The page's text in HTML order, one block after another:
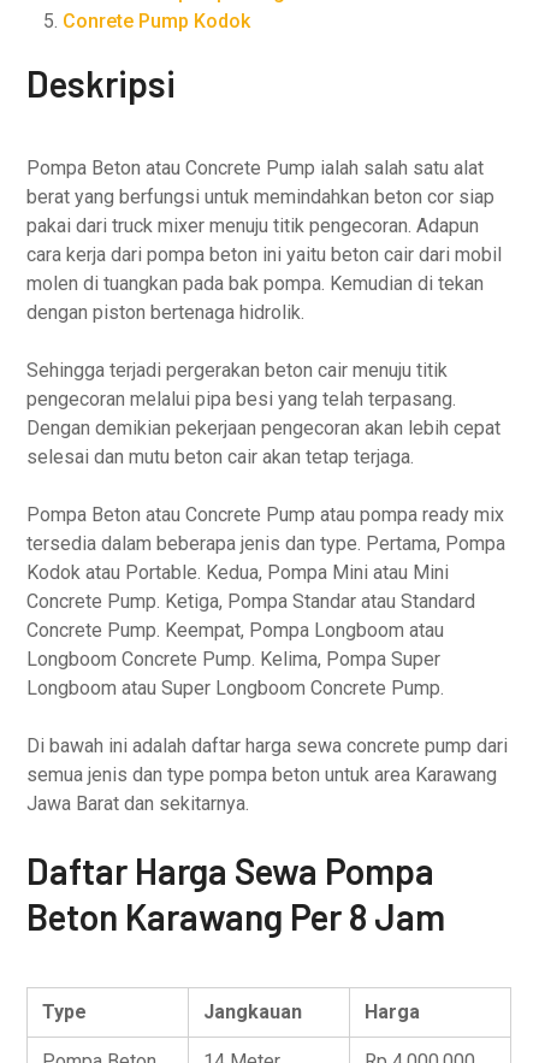
Conrete Pump Kodok
Deskripsi
Pompa Beton atau Concrete Pump ialah salah satu alat
berat yang berfungsi untuk memindahkan beton cor siap
pakai dari truck mixer menuju titik pengecoran. Adapun
cara kerja dari pompa beton ini yaitu beton cair dari mobil
molen di tuangkan pada bak pompa. Kemudian di tekan
dengan piston bertenaga hidrolik.
Sehingga terjadi pergerakan beton cair menuju titik
pengecoran melalui pipa besi yang telah terpasang.
Dengan demikian pekerjaan pengecoran akan lebih cepat
selesai dan mutu beton cair akan tetap terjaga.
Pompa Beton atau Concrete Pump atau pompa ready mix
tersedia dalam beberapa jenis dan type. Pertama, Pompa
Kodok atau Portable. Kedua, Pompa Mini atau Mini
Concrete Pump. Ketiga, Pompa Standar atau Standard
Concrete Pump. Keempat, Pompa Longboom atau
Longboom Concrete Pump. Kelima, Pompa Super
Longboom atau Super Longboom Concrete Pump.
Di bawah ini adalah daftar harga sewa concrete pump dari
semua jenis dan type pompa beton untuk area Karawang
Jawa Barat dan sekitarnya.
Daftar Harga Sewa Pompa
Beton Karawang Per 8 Jam
Type Jangkauan Harga